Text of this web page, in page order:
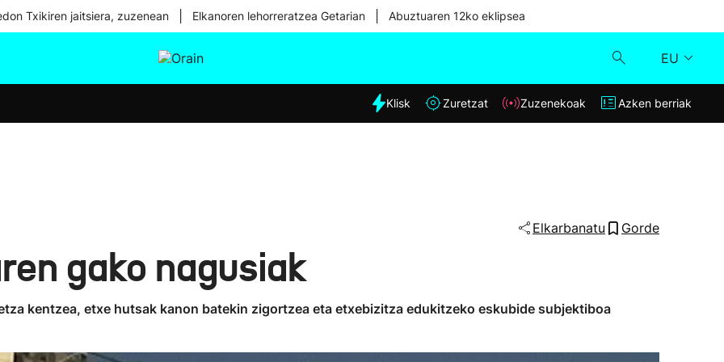
Txikiren jaitsiera, zuzenean Elkanoren lehorreratzea Getarian Abuztuaren 12ko eklipsea
EU
Eguraldia
Klisk
Klisk Zuretzat Zuzenekoak Azken berriak
Elkarbanatu Gorde
gako nagusiak
kentzea, etxe hutsak kanon batekin zigortzea eta etxebizitza edukitzeko eskubide subjektiboa